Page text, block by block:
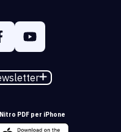
Nitro PDF per iPhone